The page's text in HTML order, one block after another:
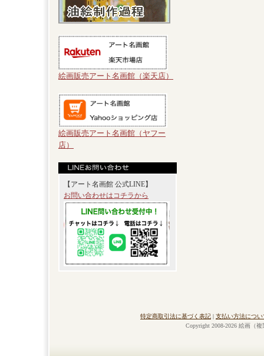
絵画販売アート名画館（楽天店）
絵画販売アート名画館（ヤフー
店）
【アート名画館 公式LINE】
お問い合わせはコチラから
特定商取引法に基づく表記 | 支払い方法につい
Copyright 2008-2026 絵画（